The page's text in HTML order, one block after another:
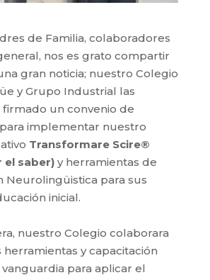
de Familia, colaboradores
nos es grato compartir
gran noticia; nuestro Colegio
y Grupo Industrial las
firmado un convenio de
implementar nuestro
Transformare Scire®
el saber)y herramientas de
Neurolingüistica para sus
inicial.
nuestro Colegio colaborara
y capacitación
para aplicar el